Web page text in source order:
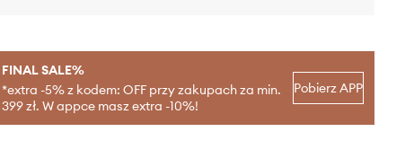
FINAL SALE%
*extra -5% z kodem: OFF przy zakupach za min.
399 zł. W appce masz extra -10%!
Pobierz APP